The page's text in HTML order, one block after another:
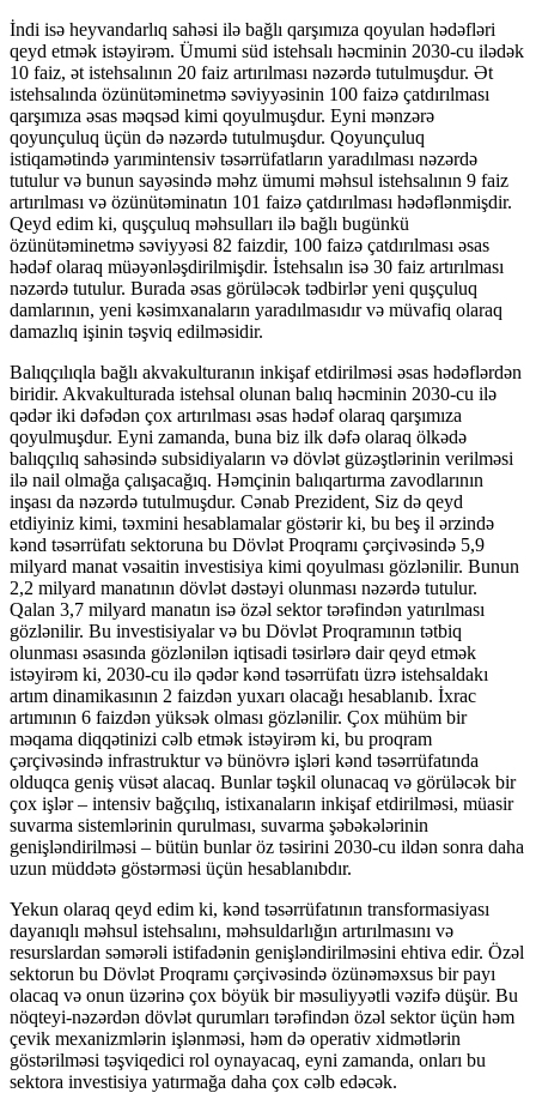
İndi isə heyvandarlıq sahəsi ilə bağlı qarşımıza qoyulan hədəfləri
qeyd etmək istəyirəm. Ümumi süd istehsalı həcminin 2030-cu ilədək
10 faiz, ət istehsalının 20 faiz artırılması nəzərdə tutulmuşdur. Ət
istehsalında özünütəminetmə səviyyəsinin 100 faizə çatdırılması
qarşımıza əsas məqsəd kimi qoyulmuşdur. Eyni mənzərə
qoyunçuluq üçün də nəzərdə tutulmuşdur. Qoyunçuluq
istiqamətində yarımintensiv təsərrüfatların yaradılması nəzərdə
tutulur və bunun sayəsində məhz ümumi məhsul istehsalının 9 faiz
artırılması və özünütəminatın 101 faizə çatdırılması hədəflənmişdir.
Qeyd edim ki, quşçuluq məhsulları ilə bağlı bugünkü
özünütəminetmə səviyyəsi 82 faizdir, 100 faizə çatdırılması əsas
hədəf olaraq müəyənləşdirilmişdir. İstehsalın isə 30 faiz artırılması
nəzərdə tutulur. Burada əsas görüləcək tədbirlər yeni quşçuluq
damlarının, yeni kəsimxanaların yaradılmasıdır və müvafiq olaraq
damazlıq işinin təşviq edilməsidir.
Balıqçılıqla bağlı akvakulturanın inkişaf etdirilməsi əsas hədəflərdən
biridir. Akvakulturada istehsal olunan balıq həcminin 2030-cu ilə
qədər iki dəfədən çox artırılması əsas hədəf olaraq qarşımıza
qoyulmuşdur. Eyni zamanda, buna biz ilk dəfə olaraq ölkədə
balıqçılıq sahəsində subsidiyaların və dövlət güzəştlərinin verilməsi
ilə nail olmağa çalışacağıq. Həmçinin balıqartırma zavodlarının
inşası da nəzərdə tutulmuşdur. Cənab Prezident, Siz də qeyd
etdiyiniz kimi, təxmini hesablamalar göstərir ki, bu beş il ərzində
kənd təsərrüfatı sektoruna bu Dövlət Proqramı çərçivəsində 5,9
milyard manat vəsaitin investisiya kimi qoyulması gözlənilir. Bunun
2,2 milyard manatının dövlət dəstəyi olunması nəzərdə tutulur.
Qalan 3,7 milyard manatın isə özəl sektor tərəfindən yatırılması
gözlənilir. Bu investisiyalar və bu Dövlət Proqramının tətbiq
olunması əsasında gözlənilən iqtisadi təsirlərə dair qeyd etmək
istəyirəm ki, 2030-cu ilə qədər kənd təsərrüfatı üzrə istehsaldakı
artım dinamikasının 2 faizdən yuxarı olacağı hesablanıb. İxrac
artımının 6 faizdən yüksək olması gözlənilir. Çox mühüm bir
məqama diqqətinizi cəlb etmək istəyirəm ki, bu proqram
çərçivəsində infrastruktur və bünövrə işləri kənd təsərrüfatında
olduqca geniş vüsət alacaq. Bunlar təşkil olunacaq və görüləcək bir
çox işlər – intensiv bağçılıq, istixanaların inkişaf etdirilməsi, müasir
suvarma sistemlərinin qurulması, suvarma şəbəkələrinin
genişləndirilməsi – bütün bunlar öz təsirini 2030-cu ildən sonra daha
uzun müddətə göstərməsi üçün hesablanıbdır.
Yekun olaraq qeyd edim ki, kənd təsərrüfatının transformasiyası
dayanıqlı məhsul istehsalını, məhsuldarlığın artırılmasını və
resurslardan səmərəli istifadənin genişləndirilməsini ehtiva edir. Özəl
sektorun bu Dövlət Proqramı çərçivəsində özünəməxsus bir payı
olacaq və onun üzərinə çox böyük bir məsuliyyətli vəzifə düşür. Bu
nöqteyi-nəzərdən dövlət qurumları tərəfindən özəl sektor üçün həm
çevik mexanizmlərin işlənməsi, həm də operativ xidmətlərin
göstərilməsi təşviqedici rol oynayacaq, eyni zamanda, onları bu
sektora investisiya yatırmağa daha çox cəlb edəcək.